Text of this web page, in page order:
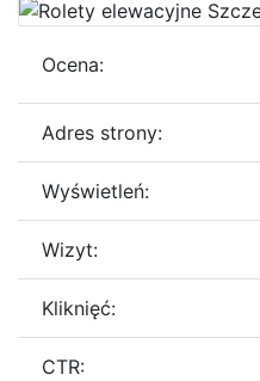
Ocena:
Adres strony:
Wyświetleń:
Wizyt:
Kliknięć:
CTR: